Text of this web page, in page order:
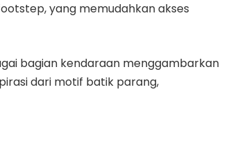
yang memudahkan akses
bagian kendaraan menggambarkan
dari motif batik parang,